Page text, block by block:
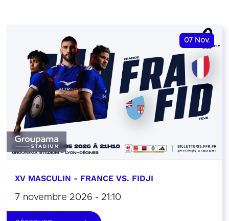
07 Nov.
XV MASCULIN - FRANCE VS. FIDJI
7 novembre 2026 - 21:10